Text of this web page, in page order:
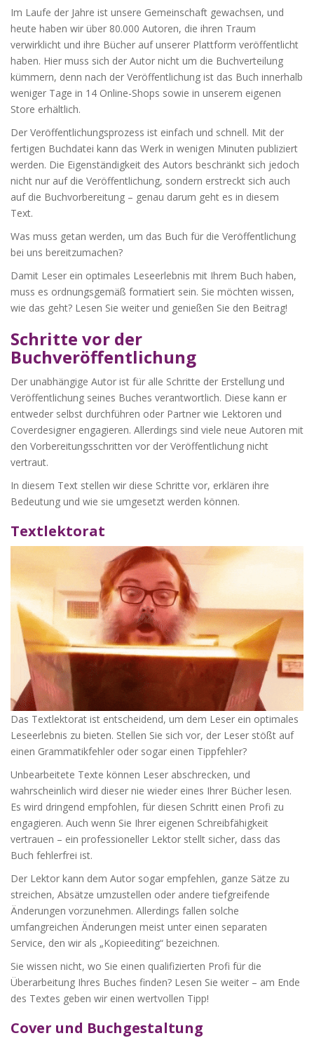
Im Laufe der Jahre ist unsere Gemeinschaft gewachsen, und
heute haben wir über 80.000 Autoren, die ihren Traum
verwirklicht und ihre Bücher auf unserer Plattform veröffentlicht
haben. Hier muss sich der Autor nicht um die Buchverteilung
kümmern, denn nach der Veröffentlichung ist das Buch innerhalb
weniger Tage in 14 Online-Shops sowie in unserem eigenen
Store erhältlich.
Der Veröffentlichungsprozess ist einfach und schnell. Mit der
fertigen Buchdatei kann das Werk in wenigen Minuten publiziert
werden. Die Eigenständigkeit des Autors beschränkt sich jedoch
nicht nur auf die Veröffentlichung, sondern erstreckt sich auch
auf die Buchvorbereitung – genau darum geht es in diesem
Text.
Was muss getan werden, um das Buch für die Veröffentlichung
bei uns bereitzumachen?
Damit Leser ein optimales Leseerlebnis mit Ihrem Buch haben,
muss es ordnungsgemäß formatiert sein. Sie möchten wissen,
wie das geht? Lesen Sie weiter und genießen Sie den Beitrag!
Schritte vor der
Buchveröffentlichung
Der unabhängige Autor ist für alle Schritte der Erstellung und
Veröffentlichung seines Buches verantwortlich. Diese kann er
entweder selbst durchführen oder Partner wie Lektoren und
Coverdesigner engagieren. Allerdings sind viele neue Autoren mit
den Vorbereitungsschritten vor der Veröffentlichung nicht
vertraut.
In diesem Text stellen wir diese Schritte vor, erklären ihre
Bedeutung und wie sie umgesetzt werden können.
Textlektorat
Das Textlektorat ist entscheidend, um dem Leser ein optimales
Leseerlebnis zu bieten. Stellen Sie sich vor, der Leser stößt auf
einen Grammatikfehler oder sogar einen Tippfehler?
Unbearbeitete Texte können Leser abschrecken, und
wahrscheinlich wird dieser nie wieder eines Ihrer Bücher lesen.
Es wird dringend empfohlen, für diesen Schritt einen Profi zu
engagieren. Auch wenn Sie Ihrer eigenen Schreibfähigkeit
vertrauen – ein professioneller Lektor stellt sicher, dass das
Buch fehlerfrei ist.
Der Lektor kann dem Autor sogar empfehlen, ganze Sätze zu
streichen, Absätze umzustellen oder andere tiefgreifende
Änderungen vorzunehmen. Allerdings fallen solche
umfangreichen Änderungen meist unter einen separaten
Service, den wir als „Kopieediting“ bezeichnen.
Sie wissen nicht, wo Sie einen qualifizierten Profi für die
Überarbeitung Ihres Buches finden? Lesen Sie weiter – am Ende
des Textes geben wir einen wertvollen Tipp!
Cover und Buchgestaltung